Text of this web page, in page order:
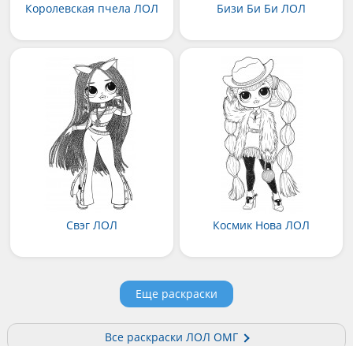
Королевская пчела ЛОЛ Бизи Би Би ЛОЛ
Свэг ЛОЛ Космик Нова ЛОЛ
Еще раскраски
Все раскраски ЛОЛ ОМГ